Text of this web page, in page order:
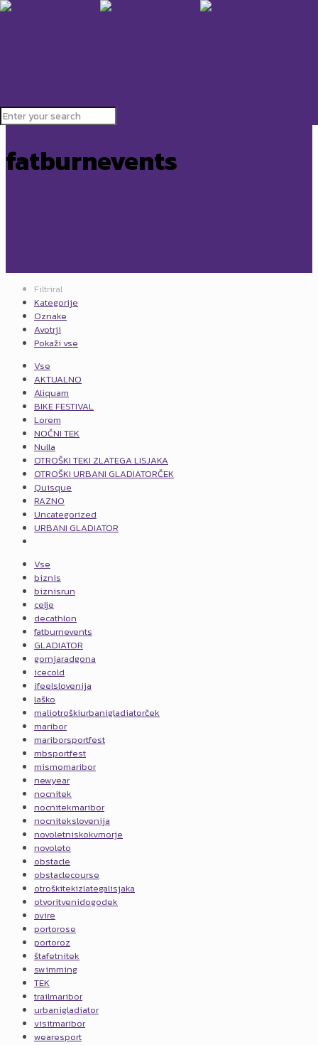
fatburnevents
Filtriral
Kategorije
Oznake
Avotrji
Pokaži vse
Vse
AKTUALNO
Aliquam
BIKE FESTIVAL
Lorem
NOČNI TEK
Nulla
OTROŠKI TEKI ZLATEGA LISJAKA
OTROŠKI URBANI GLADIATORČEK
Quisque
RAZNO
Uncategorized
URBANI GLADIATOR
Vse
biznis
biznisrun
celje
decathlon
fatburnevents
GLADIATOR
gornjaradgona
icecold
ifeelslovenija
laško
maliotroškiurbanigladiatorček
maribor
mariborsportfest
mbsportfest
mismomaribor
newyear
nocnitek
nocnitekmaribor
nocnitekslovenija
novoletniskokvmorje
novoleto
obstacle
obstaclecourse
otroškitekizlategalisjaka
otvoritvenidogodek
ovire
portorose
portoroz
štafetnitek
swimming
TEK
trailmaribor
urbanigladiator
visitmaribor
wearesport